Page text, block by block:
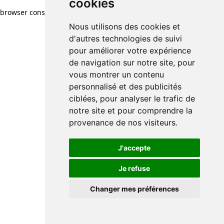
cookies
Nous utilisons des cookies et
d'autres technologies de suivi
pour améliorer votre expérience
de navigation sur notre site, pour
vous montrer un contenu
personnalisé et des publicités
ciblées, pour analyser le trafic de
notre site et pour comprendre la
provenance de nos visiteurs.
J'accepte
Je refuse
Changer mes préférences
browser console for more information)